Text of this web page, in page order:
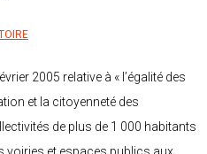
2005 relative à « l’égalité des
et la citoyenneté des
de plus de 1 000 habitants